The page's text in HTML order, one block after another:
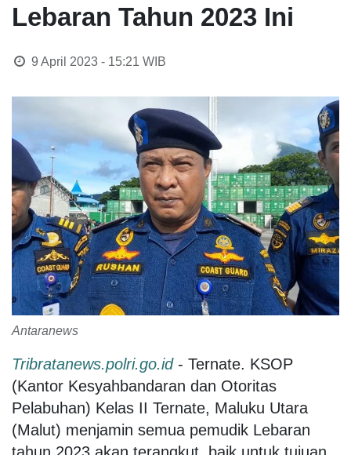
Lebaran Tahun 2023 Ini
9 April 2023 - 15:21 WIB
Antaranews
Tribratanews.polri.go.id- Ternate. KSOP
(Kantor Kesyahbandaran dan Otoritas
Pelabuhan) Kelas II Ternate, Maluku Utara
(Malut) menjamin semua pemudik Lebaran